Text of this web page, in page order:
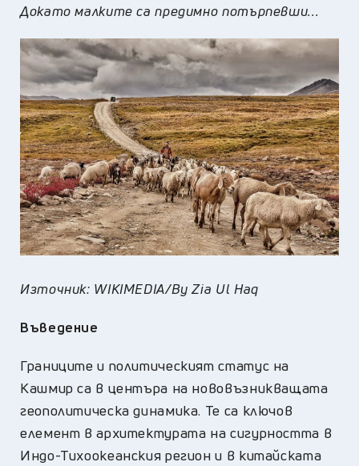
Докато малките са предимно потърпевши...
Източник: WIKIMEDIA/By Zia Ul Haq
Въведение
Границите и политическият статус на
Кашмир са в центъра на нововъзникващата
геополитическа динамика. Те са ключов
елемент в архитектурата на сигурността в
Индо-Тихоокеанския регион и в китайската